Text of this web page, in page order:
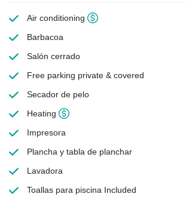
Air conditioning
Barbacoa
Salón cerrado
Free parking private & covered
Secador de pelo
Heating
Impresora
Plancha y tabla de planchar
Lavadora
Toallas para piscina Included